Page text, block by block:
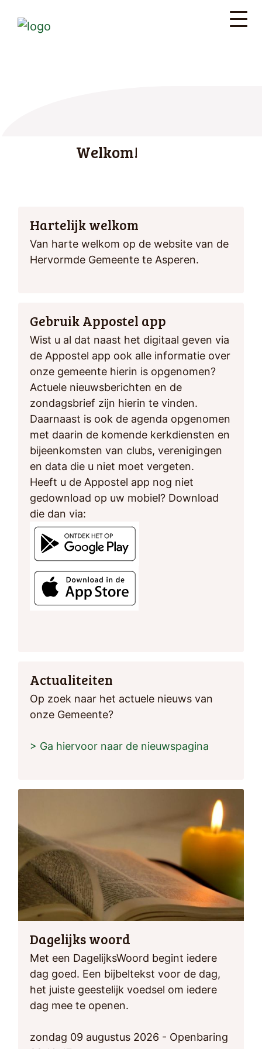
Welkom!
Hartelijk welkom
Van harte welkom op de website van de
Hervormde Gemeente te Asperen.
Gebruik Appostel app
Wist u al dat naast het digitaal geven via
de Appostel app ook alle informatie over
onze gemeente hierin is opgenomen?
Actuele nieuwsberichten en de
zondagsbrief zijn hierin te vinden.
Daarnaast is ook de agenda opgenomen
met daarin de komende kerkdiensten en
bijeenkomsten van clubs, verenigingen
en data die u niet moet vergeten.
Heeft u de Appostel app nog niet
gedownload op uw mobiel? Download
die dan via:
Actualiteiten
Op zoek naar het actuele nieuws van
onze Gemeente?
> Ga hiervoor naar de nieuwspagina
Dagelijks woord
Met een DagelijksWoord begint iedere
dag goed. Een bijbeltekst voor de dag,
het juiste geestelijk voedsel om iedere
dag mee te openen.
zondag 09 augustus 2026 - Openbaring